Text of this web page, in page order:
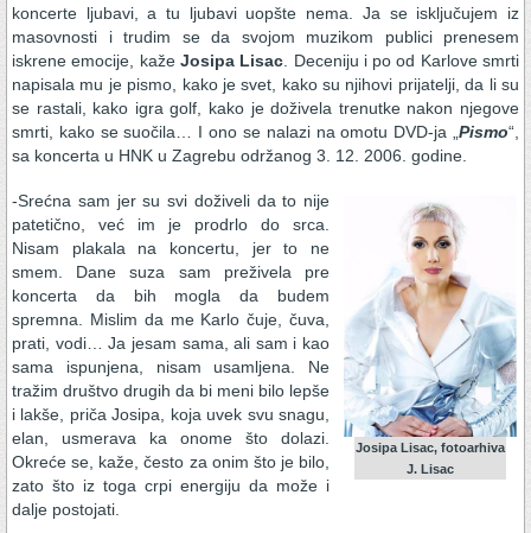
koncerte ljubavi, a tu ljubavi uopšte nema. Ja se isključujem iz
masovnosti i trudim se da svojom muzikom publici prenesem
iskrene emocije, kaže Josipa Lisac . Deceniju i po od Karlove smrti
napisala mu je pismo, kako je svet, kako su njihovi prijatelji, da li su
se rastali, kako igra golf, kako je doživela trenutke nakon njegove
smrti, kako se suočila… I ono se nalazi na omotu DVD-ja „ Pismo“,
sa koncerta u HNK u Zagrebu održanog 3. 12. 2006. godine.
Josipa Lisac, fotoarhiva
J. Lisac
-Srećna sam jer su svi doživeli da to nije
patetično, već im je prodrlo do srca.
Nisam plakala na koncertu, jer to ne
smem. Dane suza sam preživela pre
koncerta da bih mogla da budem
spremna. Mislim da me Karlo čuje, čuva,
prati, vodi… Ja jesam sama, ali sam i kao
sama ispunjena, nisam usamljena. Ne
tražim društvo drugih da bi meni bilo lepše
i lakše, priča Josipa, koja uvek svu snagu,
elan, usmerava ka onome što dolazi.
Okreće se, kaže, često za onim što je bilo,
zato što iz toga crpi energiju da može i
dalje postojati.